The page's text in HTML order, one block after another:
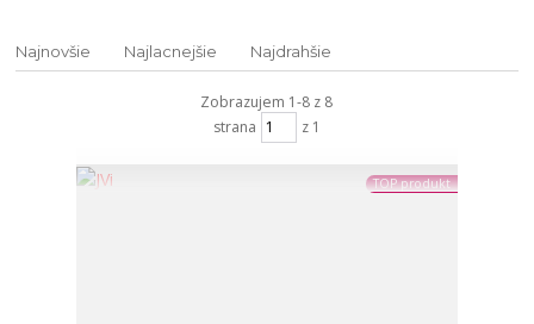
Najnovšie Najlacnejšie Najdrahšie
Zobrazujem 1-8 z 8
strana
z 1
TOP produkt